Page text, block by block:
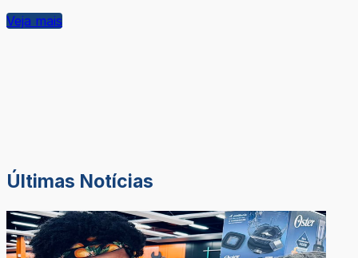
Veja mais
Últimas Notícias